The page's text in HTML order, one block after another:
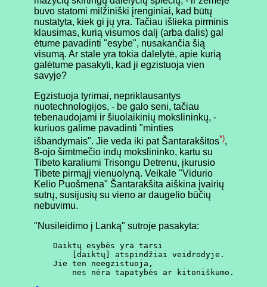
buvo statomi milžiniški įrenginiai, kad būtų
nustatyta, kiek gi jų yra. Tačiau išlieka pirminis
klausimas, kurią visumos dalį (arba dalis) gal
ėtume pavadinti "esybe", nusakančia šią
visumą. Ar stale yra tokia dalelytė, apie kurią
galėtume pasakyti, kad ji egzistuoja vien
savyje?
Egzistuoja tyrimai, nepriklausantys
nuotechnologijos, - be galo seni, tačiau
tebenaudojami ir šiuolaikinių mokslininkų, -
kuriuos galime pavadinti "minties
išbandymais". Jie veda iki pat Šantarakšitos*),
8-ojo šimtmečio indų mokslininko, kartu su
Tibeto karaliumi Trisongu Detrenu, įkurusio
Tibete pirmąjį vienuolyną. Veikale "Vidurio
Kelio Puošmena" Šantarakšita aiškina įvairių
sutrų, susijusių su vieno ar daugelio būčių
nebuvimu.
"Nusileidimo į Lanką" sutroje pasakyta:
    Daiktų esybės yra tarsi
        [daiktų] atspindžiai veidrodyje.
    Jie ten neegzistuoja,